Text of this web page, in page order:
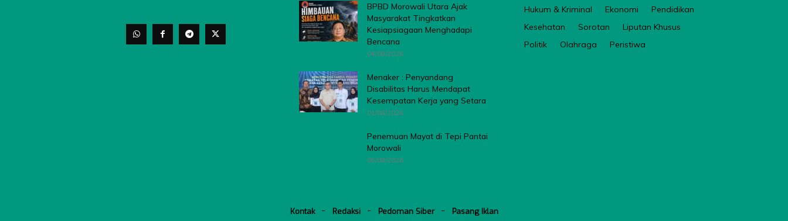
BPBD Morowali Utara Ajak
Masyarakat Tingkatkan
Kesiapsiagaan Menghadapi
Bencana
04/08/2026
Menaker : Penyandang
Disabilitas Harus Mendapat
Kesempatan Kerja yang Setara
01/08/2026
Penemuan Mayat di Tepi Pantai
Morowali
05/08/2026
Hukum & Kriminal Ekonomi
Pendidikan
Kesehatan
Sorotan
Liputan Khusus
Politik
Olahraga Peristiwa
Kontak Redaksi Pedoman Siber Pasang Iklan